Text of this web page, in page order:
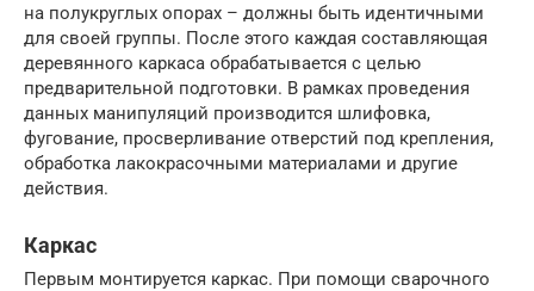
на полукруглых опорах – должны быть идентичными
для своей группы. После этого каждая составляющая
деревянного каркаса обрабатывается с целью
предварительной подготовки. В рамках проведения
данных манипуляций производится шлифовка,
фугование, просверливание отверстий под крепления,
обработка лакокрасочными материалами и другие
действия.
Каркас
Первым монтируется каркас. При помощи сварочного